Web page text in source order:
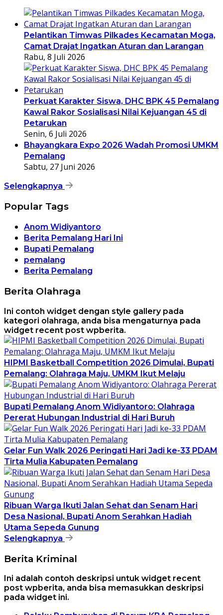
Pelantikan Timwas Pilkades Kecamatan Moga,
Camat Drajat Ingatkan Aturan dan Larangan
Rabu, 8 Juli 2026
Perkuat Karakter Siswa, DHC BPK 45 Pemalang
Kawal Rakor Sosialisasi Nilai Kejuangan 45 di
Petarukan
Senin, 6 Juli 2026
Bhayangkara Expo 2026 Wadah Promosi UMKM
Pemalang
Sabtu, 27 Juni 2026
Selengkapnya
Popular Tags
Anom Widiyantoro
Berita Pemalang Hari Ini
Bupati Pemalang
pemalang
Berita Pemalang
Berita Olahraga
Ini contoh widget dengan style gallery pada
kategori olahraga, anda bisa mengaturnya pada
widget recent post wpberita.
HIPMI Basketball Competition 2026 Dimulai, Bupati
Pemalang: Olahraga Maju, UMKM Ikut Melaju
Bupati Pemalang Anom Widiyantoro: Olahraga
Pererat Hubungan Industrial di Hari Buruh
Gelar Fun Walk 2026 Peringati Hari Jadi ke-33 PDAM
Tirta Mulia Kabupaten Pemalang
Ribuan Warga Ikuti Jalan Sehat dan Senam Hari
Desa Nasional, Bupati Anom Serahkan Hadiah
Utama Sepeda Gunung
Selengkapnya
Berita Kriminal
Ini adalah contoh deskripsi untuk widget recent
post wpberita, anda bisa memasukkan deskripsi
pada widget ini.